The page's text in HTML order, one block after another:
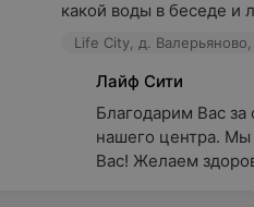
какой воды в беседе и
Life City, д.
Лайф Сити
Благодарим Вас за
нашего центра.
Вас! Желаем